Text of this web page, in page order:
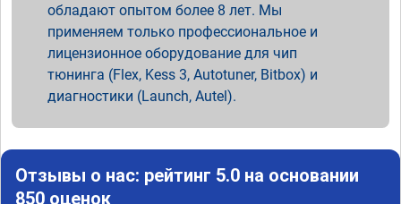
обладают опытом более 8 лет. Мы
применяем только профессиональное и
лицензионное оборудование для чип
тюнинга (Flex, Kess 3, Autotuner, Bitbox) и
диагностики (Launch, Autel).
Отзывы о нас: рейтинг 5.0 на основании
850 оценок